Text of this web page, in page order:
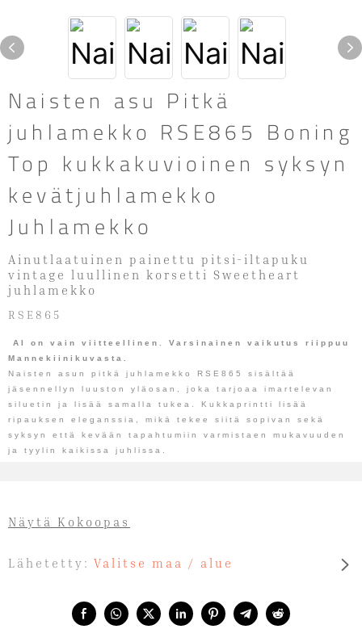
Naisten asu Pitkä
juhlamekko RSE865 Boning
Top kukkakuvioinen syksyn
kevätjuhlamekko
Juhlamekko
Ainutlaatuinen painettu pitsi-iltapuku
vintage luullinen korsetti Sweetheart
juhlamekko
RSE865
AI on vain viitteellinen. Varsinainen vaikutus riippuu
Mannekiinikuvasta.
Naisten asun pitkä juhlamekko RSE865 sisältää
jäsennellyn luuston yläosan, joka tarjoaa imartelevan
siluetin ja lisää samalla tukea. Kukkaprintti lisää
ripauksen eleganssia, mikä tekee siitä sopivan sekä
syksyn että kevään tapahtumiin varmistaen mukavuuden
ja tyylin kaikissa juhlissa.
Lähetetty: Valitse maa / alue
Näytä Kokoopas